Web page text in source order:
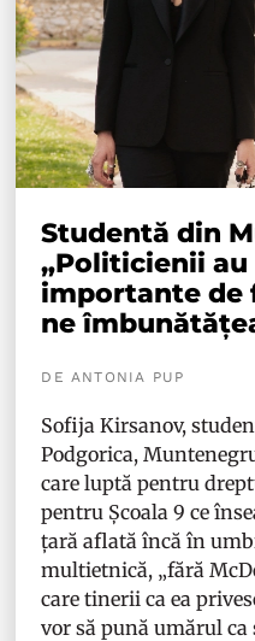
Studentă din
„Politicienii
importante de
ne
DE ANTONIA PUP
Sofija Kirsanov,
Podgorica,
care luptă pentru
pentru Școala 9 ce
țară aflată încă în
multietnică, „fără
care tinerii ca ea
vor să pună umărul